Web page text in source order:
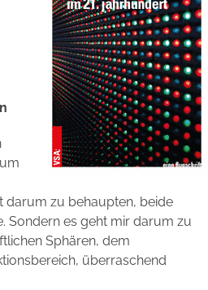
darum zu behaupten, beide
Sondern es geht mir darum zu
Sphären, dem
überraschend